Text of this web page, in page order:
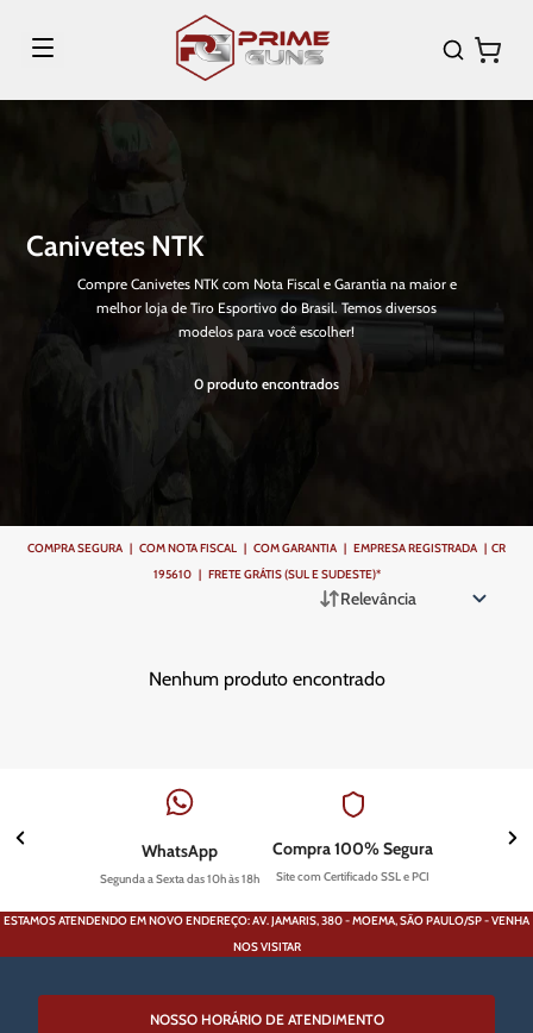
Canivetes NTK
Compre Canivetes NTK com Nota Fiscal e Garantia na maior e
melhor loja de Tiro Esportivo do Brasil. Temos diversos
modelos para você escolher!
0 produto
COMPRA SEGURA | COM NOTA FISCAL | COM GARANTIA | EMPRESA REGISTRADA | CR
195610 | FRETE GRÁTIS (SUL E SUDESTE)*
Relevância
Nenhum produto encontrado
WhatsApp
Segunda a Sexta das 10h às 18h
Compra 100% Segura
Site com Certificado SSL e PCI
ESTAMOS ATENDENDO EM NOVO ENDEREÇO: AV. JAMARIS, 380 - MOEMA, SÃO PAULO/SP - VENHA
NOS VISITAR
NOSSO HORÁRIO DE ATENDIMENTO